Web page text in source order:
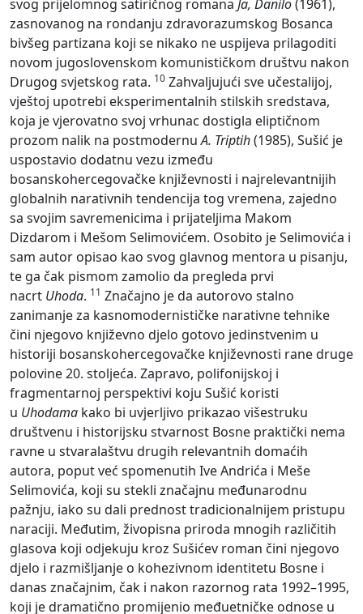
svog prijelomnog satiričnog romana Ja, Danilo(1961),
zasnovanog na rondanju zdravorazumskog Bosanca
bivšeg partizana koji se nikako ne uspijeva prilagoditi
novom jugoslovenskom komunističkom društvu nakon
Drugog svjetskog rata. 10 Zahvaljujući sve učestalijoj,
vještoj upotrebi eksperimentalnih stilskih sredstava,
koja je vjerovatno svoj vrhunac dostigla eliptičnom
prozom nalik na postmodernuA. Triptih(1985), Sušić je
uspostavio dodatnu vezu između
bosanskohercegovačke književnosti i najrelevantnijih
globalnih narativnih tendencija tog vremena, zajedno
sa svojim savremenicima i prijateljima Makom
Dizdarom i Mešom Selimovićem. Osobito je Selimovića i
sam autor opisao kao svog glavnog mentora u pisanju,
te ga čak pismom zamolio da pregleda prvi
nacrt Uhoda. 11 Značajno je da autorovo stalno
zanimanje za kasnomodernističke narativne tehnike
čini njegovo književno djelo gotovo jedinstvenim u
historiji bosanskohercegovačke književnosti rane druge
polovine 20. stoljeća. Zapravo, polifonijskoj i
fragmentarnoj perspektivi koju Sušić koristi
u Uhodama kako bi uvjerljivo prikazao višestruku
društvenu i historijsku stvarnost Bosne praktički nema
ravne u stvaralaštvu drugih relevantnih domaćih
autora, poput već spomenutih Ive Andrića i Meše
Selimovića, koji su stekli značajnu međunarodnu
pažnju, iako su dali prednost tradicionalnijem pristupu
naraciji. Međutim, živopisna priroda mnogih različitih
glasova koji odjekuju kroz Sušićev roman čini njegovo
djelo i razmišljanje o kohezivnom identitetu Bosne i
danas značajnim, čak i nakon razornog rata 1992–1995,
koji je dramatično promijenio međuetničke odnose u